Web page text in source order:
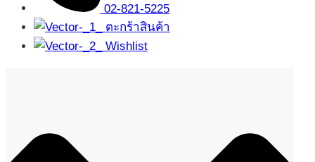
02-821-5225
ตะกร้าสินค้า
Wishlist